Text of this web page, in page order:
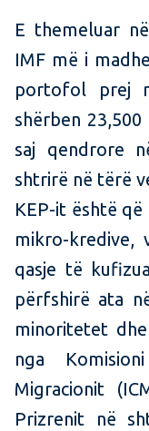
E themeluar
IMF më i
portofol prej
shërben
saj qendrore
shtrirë në tërë
KEP-it është
mikro-kredive,
qasje të
përfshirë ata
minoritetet
nga
Migracionit
Prizrenit në